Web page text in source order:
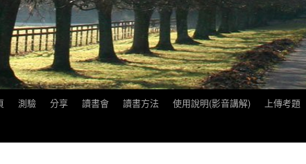
測驗 分享 讀書會 讀書方法 使用說明(影音講解) 上傳考題